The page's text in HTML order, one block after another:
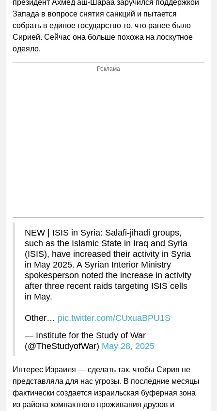
президент Ахмед аш-Шараа заручился поддержкой
Запада в вопросе снятия санкций и пытается
собрать в единое государство то, что ранее было
Сирией. Сейчас она больше похожа на лоскутное
одеяло.
Реклама
NEW | ISIS in Syria: Salafi-jihadi groups,
such as the Islamic State in Iraq and Syria
(ISIS), have increased their activity in Syria
in May 2025. A Syrian Interior Ministry
spokesperson noted the increase in activity
after three recent raids targeting ISIS cells
in May.
Other… pic.twitter.com/CUxuaBPU1S
— Institute for the Study of War
(@TheStudyofWar) May 28, 2025
Интерес Израиля — сделать так, чтобы Сирия не
представляла для нас угрозы. В последние месяцы
фактически создается израильская буферная зона
из района компактного проживания друзов и